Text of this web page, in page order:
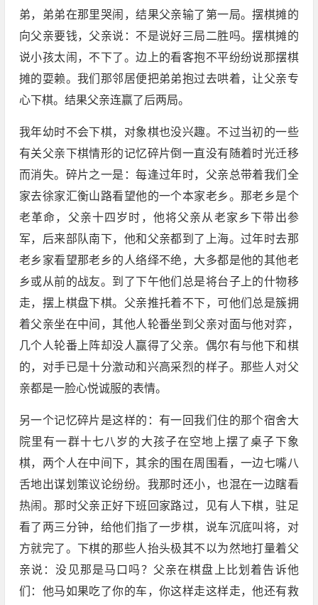
弟，弟弟在那里哭闹，结果父亲输了第一局。摆棋摊的
向父亲要钱，父亲说：不是说好三局二胜吗。摆棋摊的
说小孩太闹，不下了。边上的看客抱不平纷纷说那摆棋
摊的耍赖。我们那邻居便把弟弟抱过去哄着，让父亲专
心下棋。结果父亲连赢了后两局。
我年幼时不会下棋，对象棋也没兴趣。不过当初的一些
有关父亲下棋情形的记忆碎片倒一直没有随着时光迁移
而消失。碎片之一是：每逢过年时，父亲总带着我们全
家去徐家汇衡山路看望他的一个本家老乡。那老乡是个
老革命，父亲十四岁时，他将父亲从老家乡下带出参
军，后来部队南下，他和父亲都到了上海。过年时去那
老乡家看望那老乡的人络绎不绝，大多都是他的其他老
乡或从前的战友。到了下午他们总是将台子上的什物移
走，摆上棋盘下棋。父亲推托着不下，可他们总是簇拥
着父亲坐在中间，其他人轮番坐到父亲对面与他对弈，
几个人轮番上阵却没人赢得了父亲。偶尔有与他下和棋
的，对手已是十分激动和兴高采烈的样子。那些人对父
亲都是一脸心悦诚服的表情。
另一个记忆碎片是这样的：有一回我们住的那个宿舍大
院里有一群十七八岁的大孩子在空地上摆了桌子下象
棋，两个人在中间下，其余的围在周围看，一边七嘴八
舌地出谋划策议论纷纷。我那时还小，也混在一边瞎看
热闹。那时父亲正好下班回家路过，见有人下棋，驻足
看了两三分钟，给他们指了一步棋，说车沉底叫将，对
方就完了。下棋的那些人抬头极其不以为然地打量着父
亲说：没见那是马口吗？父亲在棋盘上比划着告诉他
们：他马如果吃了你的车，你这样走这样走，他还有救